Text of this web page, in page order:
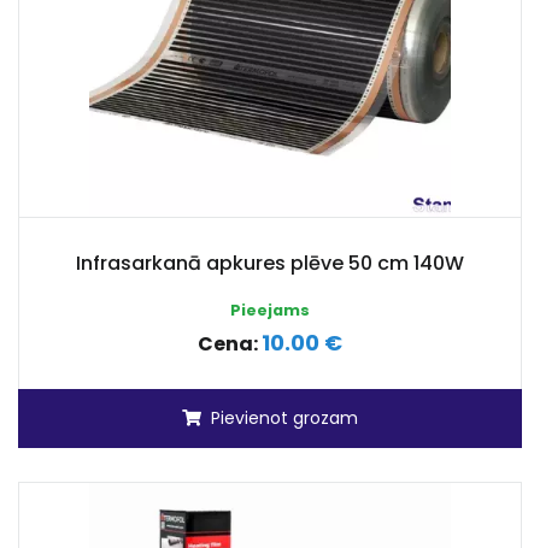
Infrasarkanā apkures plēve 50 cm 140W
Pieejams
Cena:10.00 €
Pievienot grozam